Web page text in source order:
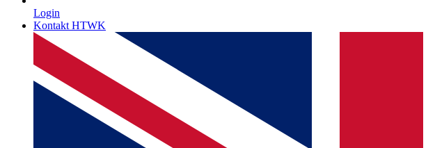
Login
Kontakt HTWK